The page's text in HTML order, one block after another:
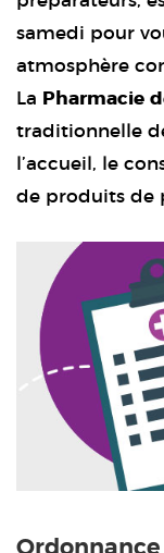
samedi pour
atmosphère
La
Pharmacie
traditionnelle
l’accueil, le
de produits de